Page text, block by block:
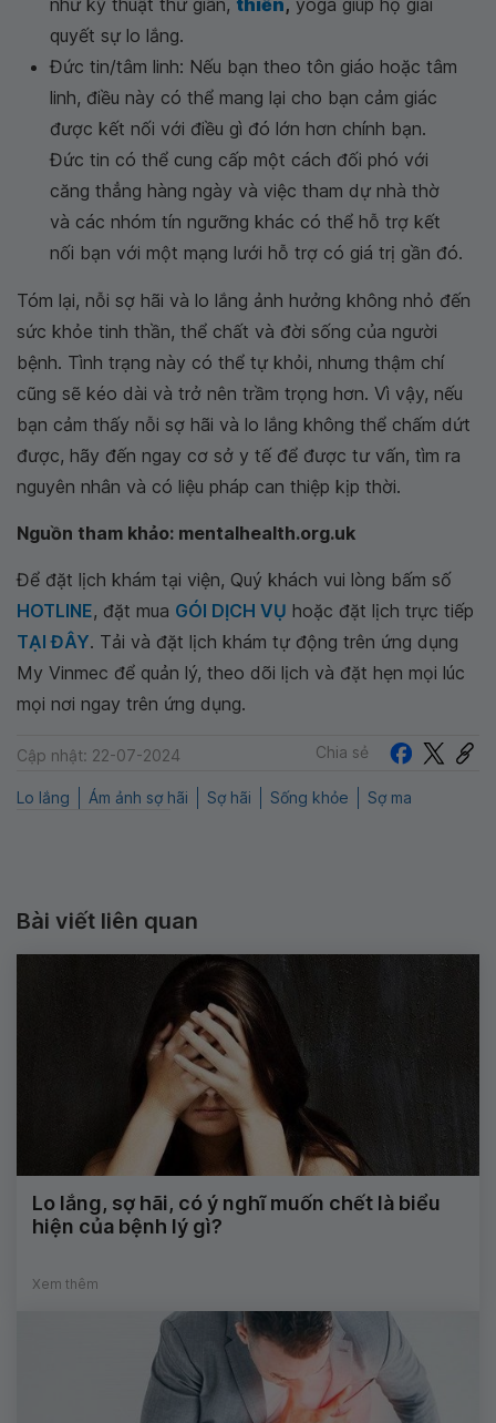
quyết sự lo lắng.
Đức tin/tâm linh: Nếu bạn theo tôn giáo hoặc tâm
linh, điều này có thể mang lại cho bạn cảm giác
được kết nối với điều gì đó lớn hơn chính bạn.
Đức tin có thể cung cấp một cách đối phó với
căng thẳng hàng ngày và việc tham dự nhà thờ
và các nhóm tín ngưỡng khác có thể hỗ trợ kết
nối bạn với một mạng lưới hỗ trợ có giá trị gần đó.
Tóm lại, nỗi sợ hãi và lo lắng ảnh hưởng không nhỏ đến
sức khỏe tinh thần, thể chất và đời sống của người
bệnh. Tình trạng này có thể tự khỏi, nhưng thậm chí
cũng sẽ kéo dài và trở nên trầm trọng hơn. Vì vậy, nếu
bạn cảm thấy nỗi sợ hãi và lo lắng không thể chấm dứt
được, hãy đến ngay cơ sở y tế để được tư vấn, tìm ra
nguyên nhân và có liệu pháp can thiệp kịp thời.
Nguồn tham khảo: mentalhealth.org.uk
Để đặt lịch khám tại viện, Quý khách vui lòng bấm số
HOTLINE, đặt mua GÓI DỊCH VỤ hoặc đặt lịch trực tiếp
TẠI ĐÂY. Tải và đặt lịch khám tự động trên ứng dụng
My Vinmec để quản lý, theo dõi lịch và đặt hẹn mọi lúc
mọi nơi ngay trên ứng dụng.
Cập nhật: 22-07-2024 Chia sẻ
Lo lắng Ám ảnh sợ hãi Sợ hãi Sống khỏe Sợ ma
Bài viết liên quan
Lo lắng, sợ hãi, có ý nghĩ muốn chết là biểu
hiện của bệnh lý gì?
Xem thêm